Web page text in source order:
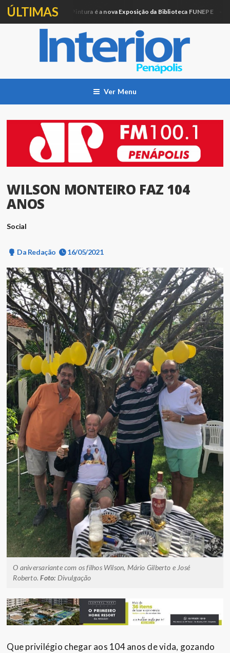
ÚLTIMAS
Artesanato e Pintura é a nova Exposição da Biblioteca FUNEPE
Ver Menu
WILSON MONTEIRO FAZ 104
ANOS
Social
Da Redação 16/05/2021
O aniversariante com os filhos Wilson, Mário Gilberto e José
Roberto.Foto: Divulgação
Que privilégio chegar aos 104 anos de vida, gozando